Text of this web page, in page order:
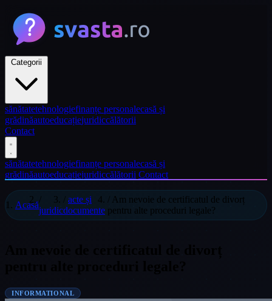
sănătatetehnologiefinanțe personalecasă și
grădinăautoeducațiejuridiccălătorii
Contact
sănătatetehnologiefinanțe personalecasă și
grădinăautoeducațiejuridiccălătorii Contact
Acasă
juridic
acte și
documente
/ Am nevoie de certificatul de divorț
pentru alte proceduri legale?
INFORMATIONAL